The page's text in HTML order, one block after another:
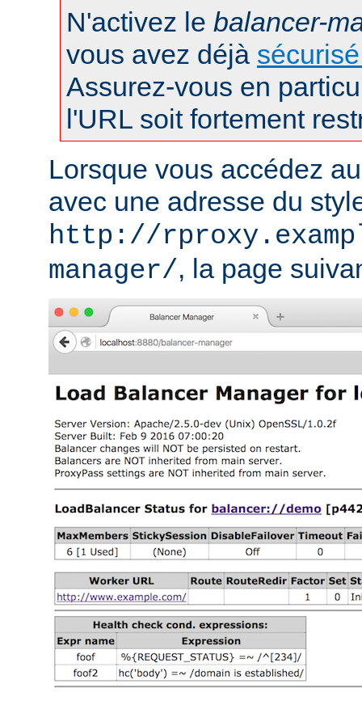
N'activez le balancer-
vous avez déjà
Assurez-vous en
l'URL soit fortement
Lorsque vous accédez
avec une adresse du
http://
manager/, la page